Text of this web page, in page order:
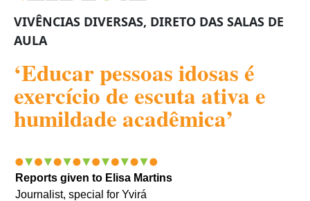
VIVÊNCIAS DIVERSAS, DIRETO DAS SALAS DE
AULA
‘Educar pessoas idosas é
exercício de escuta ativa e
humildade acadêmica’
Reports given to Elisa Martins
Journalist, special for Yvirá